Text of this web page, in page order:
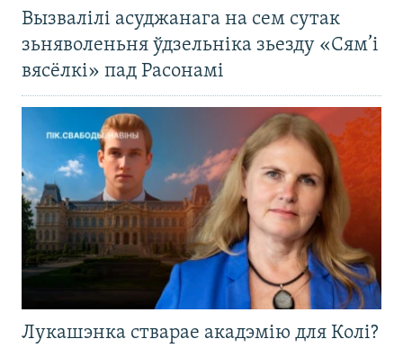
Вызвалілі асуджанага на сем сутак
зьняволеньня ўдзельніка зьезду «Сям’і
вясёлкі» пад Расонамі
Лукашэнка стварае акадэмію для Колі?